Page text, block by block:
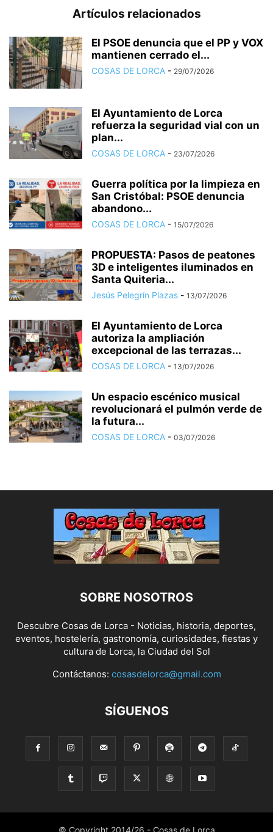
Artículos relacionados
El PSOE denuncia que el PP y VOX
mantienen cerrado el...
COSAS DE LORCA - 29/07/2026
El Ayuntamiento de Lorca
refuerza la seguridad vial con un
plan...
COSAS DE LORCA - 23/07/2026
Guerra política por la limpieza en
San Cristóbal: PSOE denuncia
abandono...
COSAS DE LORCA - 15/07/2026
PROPUESTA: Pasos de peatones
3D e inteligentes iluminados en
Santa Quiteria...
Jesús Pelegrín Plazas - 13/07/2026
El Ayuntamiento de Lorca
autoriza la ampliación
excepcional de las terrazas...
COSAS DE LORCA - 13/07/2026
Un espacio escénico musical
revolucionará el pulmón verde de
la futura...
COSAS DE LORCA - 03/07/2026
SOBRE NOSOTROS
Descubre Cosas de Lorca - Noticias, historia, deportes,
eventos, hostelería, gastronomía, curiosidades, fiestas y
cultura de Lorca, la Ciudad del Sol
Contáctanos: cosasdelorca@gmail.com
SÍGUENOS
© Copyright 2014/26 - Cosas de Lorca